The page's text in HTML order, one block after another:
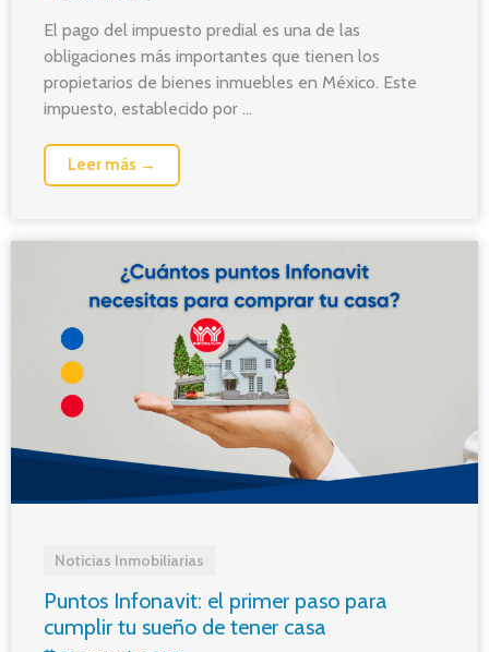
El pago del impuesto predial es una de las
obligaciones más importantes que tienen los
propietarios de bienes inmuebles en México. Este
impuesto, establecido por ...
Leer más →
Noticias Inmobiliarias
Puntos Infonavit: el primer paso para
cumplir tu sueño de tener casa